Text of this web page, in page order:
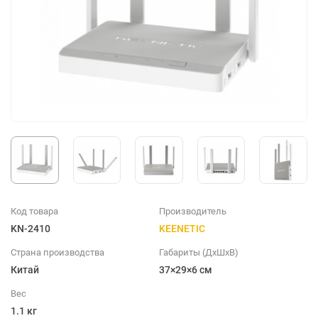
Код товара
KN-2410
Производитель
KEENETIC
Страна производства
Китай
Габариты (ДхШхВ)
37×29×6 см
Вес
1.1 кг